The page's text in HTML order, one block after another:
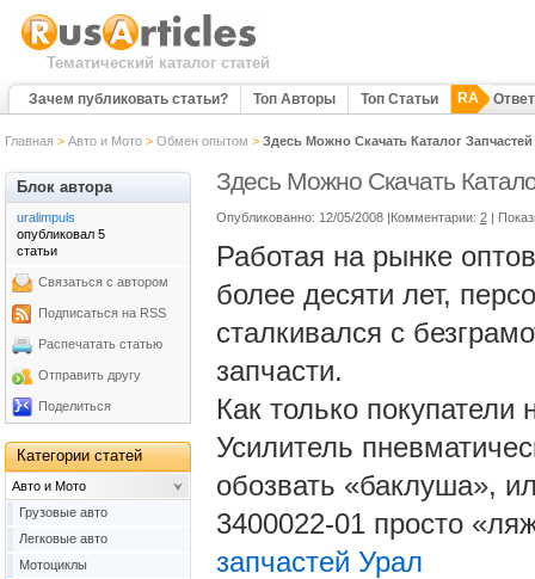
Тематический каталог статей
Зачем публиковать статьи? Топ Авторы Топ Статьи RA
Главная > Авто и Мото> Обмен опытом > Здесь Можно Скачать Каталог
Здесь Можно Скачать
Опубликованно: 12/05/2008 |Комментарии: 2 |
Работая на рынке
более десяти лет,
сталкивался с
запчасти.
Как только
Усилитель
обозвать «баклуша»,
3400022-01 просто
запчастей Урал
Блок автора
uralimpuls
опубликовал 5
статьи
Связаться с автором
Подписаться на RSS
Распечатать статью
Отправить другу
Поделиться
Категории статей
Авто и Мото
Грузовые авто
Легковые авто
Мотоциклы